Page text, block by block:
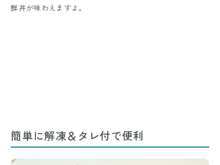
鮮丼が味わえますよ。
簡単に解凍＆タレ付で便利